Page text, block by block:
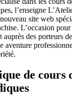
l’enseigne
site web
L’occasion pour
des porteurs
aventure
de cours